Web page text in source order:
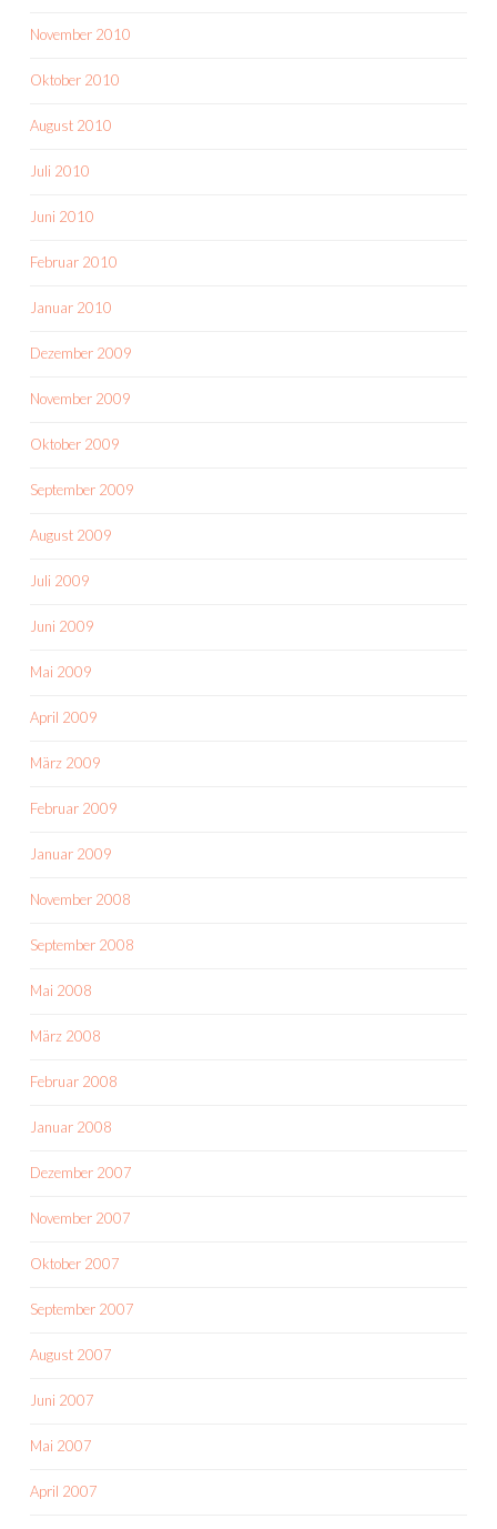
November 2010
Oktober 2010
August 2010
Juli 2010
Juni 2010
Februar 2010
Januar 2010
Dezember 2009
November 2009
Oktober 2009
September 2009
August 2009
Juli 2009
Juni 2009
Mai 2009
April 2009
März 2009
Februar 2009
Januar 2009
November 2008
September 2008
Mai 2008
März 2008
Februar 2008
Januar 2008
Dezember 2007
November 2007
Oktober 2007
September 2007
August 2007
Juni 2007
Mai 2007
April 2007